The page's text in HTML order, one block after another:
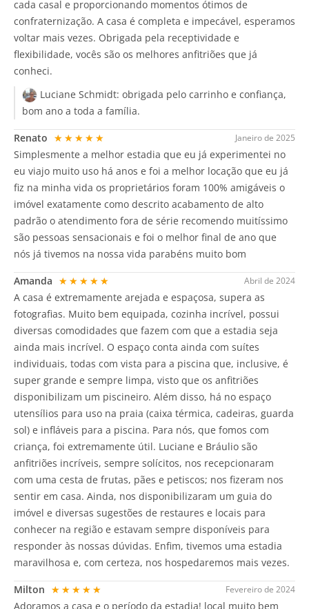
cada casal e proporcionando momentos ótimos de
confraternização. A casa é completa e impecável, esperamos
voltar mais vezes. Obrigada pela receptividade e
flexibilidade, vocês são os melhores anfitriões que já
conheci.
Luciane Schmidt: obrigada pelo carrinho e confiança,
bom ano a toda a família.
Janeiro de 2025
Renato ★★★★★
Simplesmente a melhor estadia que eu já experimentei no
eu viajo muito uso há anos e foi a melhor locação que eu já
fiz na minha vida os proprietários foram 100% amigáveis o
imóvel exatamente como descrito acabamento de alto
padrão o atendimento fora de série recomendo muitíssimo
são pessoas sensacionais e foi o melhor final de ano que
nós já tivemos na nossa vida parabéns muito bom
Abril de 2024
Amanda ★★★★★
A casa é extremamente arejada e espaçosa, supera as
fotografias. Muito bem equipada, cozinha incrível, possui
diversas comodidades que fazem com que a estadia seja
ainda mais incrível. O espaço conta ainda com suítes
individuais, todas com vista para a piscina que, inclusive, é
super grande e sempre limpa, visto que os anfitriões
disponibilizam um piscineiro. Além disso, há no espaço
utensílios para uso na praia (caixa térmica, cadeiras, guarda
sol) e infláveis para a piscina. Para nós, que fomos com
criança, foi extremamente útil. Luciane e Bráulio são
anfitriões incríveis, sempre solícitos, nos recepcionaram
com uma cesta de frutas, pães e petiscos; nos fizeram nos
sentir em casa. Ainda, nos disponibilizaram um guia do
imóvel e diversas sugestões de restaures e locais para
conhecer na região e estavam sempre disponíveis para
responder às nossas dúvidas. Enfim, tivemos uma estadia
maravilhosa e, com certeza, nos hospedaremos mais vezes.
Fevereiro de 2024
Milton ★★★★★
Adoramos a casa e o período da estadia! local muito bem